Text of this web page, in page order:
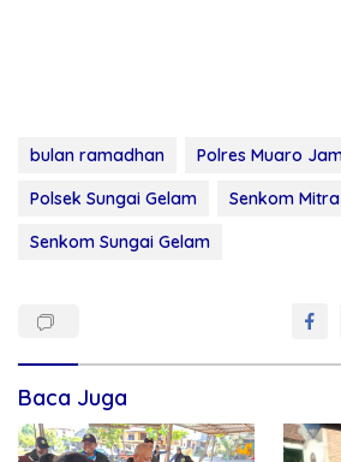
bulan ramadhan
Polres Muaro
Polsek Sungai Gelam
Senkom
Senkom Sungai Gelam
Baca Juga